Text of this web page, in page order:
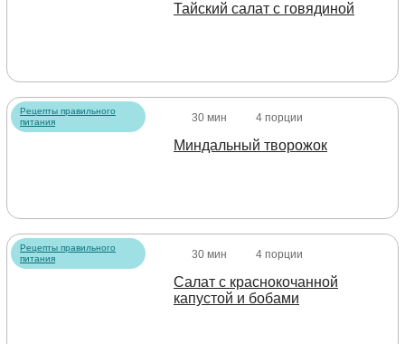
Тайский салат с говядиной
Рецепты правильного
питания
30 мин 4 порции
Миндальный творожок
Рецепты правильного
питания
30 мин 4 порции
Салат с краснокочанной
капустой и бобами